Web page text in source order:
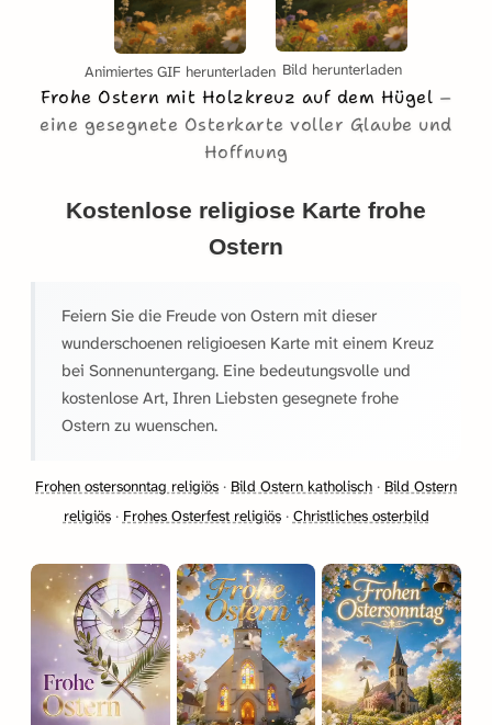
Animiertes GIF herunterladen Bild herunterladen
Frohe Ostern mit Holzkreuz auf dem Hügel
eine gesegnete Osterkarte voller Glaube und
Hoffnung
Kostenlose religiose Karte frohe
Ostern
Feiern Sie die Freude von Ostern mit dieser
wunderschoenen religioesen Karte mit einem Kreuz
bei Sonnenuntergang. Eine bedeutungsvolle und
kostenlose Art, Ihren Liebsten gesegnete frohe
Ostern zu wuenschen.
Frohen ostersonntag religiös · Bild Ostern katholisch · Bild Ostern
religiös· Frohes Osterfest religiös· Christliches osterbild